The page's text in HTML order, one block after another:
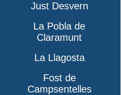
Just Desvern
La Pobla de
Claramunt
La Llagosta
Fost de
Campsentelles